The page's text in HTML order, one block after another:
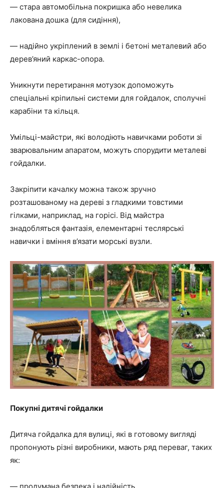
— стара автомобільна покришка або невелика
лакована дошка (для сидіння),
— надійно укріплений в землі і бетоні металевий або
дерев’яний каркас-опора.
Уникнути перетирання мотузок допоможуть
спеціальні кріпильні системи для гойдалок, сполучні
карабіни та кільця.
Умільці-майстри, які володіють навичками роботи зі
зварювальним апаратом, можуть спорудити металеві
гойдалки.
Закріпити качалку можна також зручно
розташованому на дереві з гладкими товстими
гілками, наприклад, на горісі. Від майстра
знадобляться фантазія, елементарні теслярські
навички і вміння в’язати морські вузли.
Покупні дитячі гойдалки
Дитяча гойдалка для вулиці, які в готовому вигляді
пропонують різні виробники, мають ряд переваг, таких
як:
— продумана безпека і надійність,